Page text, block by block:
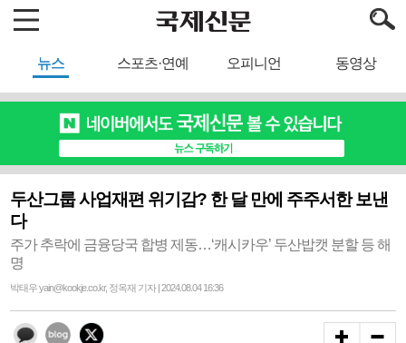
뉴스 스포츠·연예 오피니언 동영상
두산그룹 사업재편 위기감? 한 달 만에 주주서한 보낸
다
주가 추락에 금융당국 합병 제동…‘캐시카우’ 두산밥캣 분할 등 해
명
박태우 yain@kookje.co.kr, 정옥재 기자 | 2024.08.04 16:36